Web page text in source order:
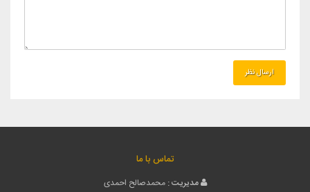
تماس با ما
مدیریت : محمدصالح احمدی